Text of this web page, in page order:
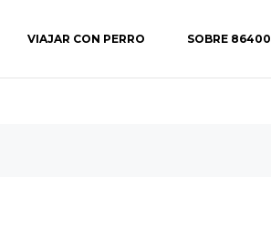
VIAJAR CON PERRO SOBRE 86400